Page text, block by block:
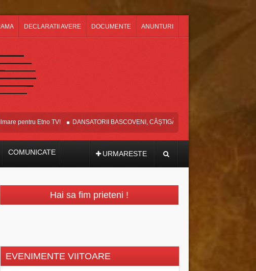
DECLARATII AVERE DOCUMENTE ANUNTURI
pentru Etno TV! DANSATORII BASCOVENI, CÂȘTIGĂTORII MARELUI PREMIU ȘI AL
COMUNICATE URMARESTE
Hai sa fim prieteni !
EVENIMENTE VIITOARE